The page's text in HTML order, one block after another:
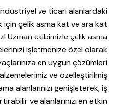
ve ticari alanlardaki
için çelik asma kat ve ara kat
Uzman ekibimizle çelik asma
işletmenize özel olarak
en uygun çözümleri
ve özelleştirilmiş
alanlarınızı genişleterek, iş
ve alanlarınızı en etkin